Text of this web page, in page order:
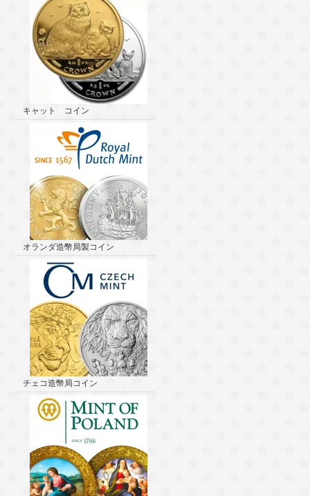
キャット コイン
オランダ造幣局製コイン
チェコ造幣局コイン